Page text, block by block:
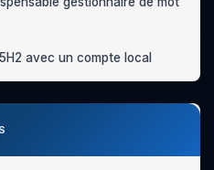
avec un compte local